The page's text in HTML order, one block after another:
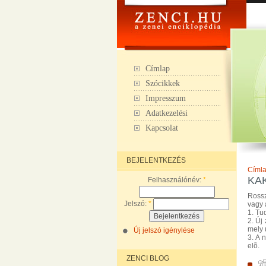
Címlap
Szócikkek
Impresszum
Adatkezelési
Kapcsolat
BEJELENTKEZÉS
Felhasználónév: *
Jelszó: *
Új jelszó igénylése
ZENCI BLOG
vagy
1.
2. Új
mely
3. A
elõ.